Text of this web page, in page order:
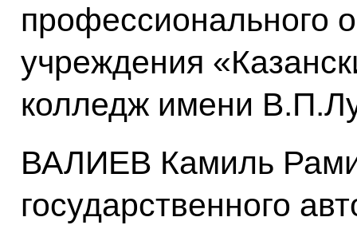
профессионального
учреждения
колледж имени
ВАЛИЕВ Камиль
государственного